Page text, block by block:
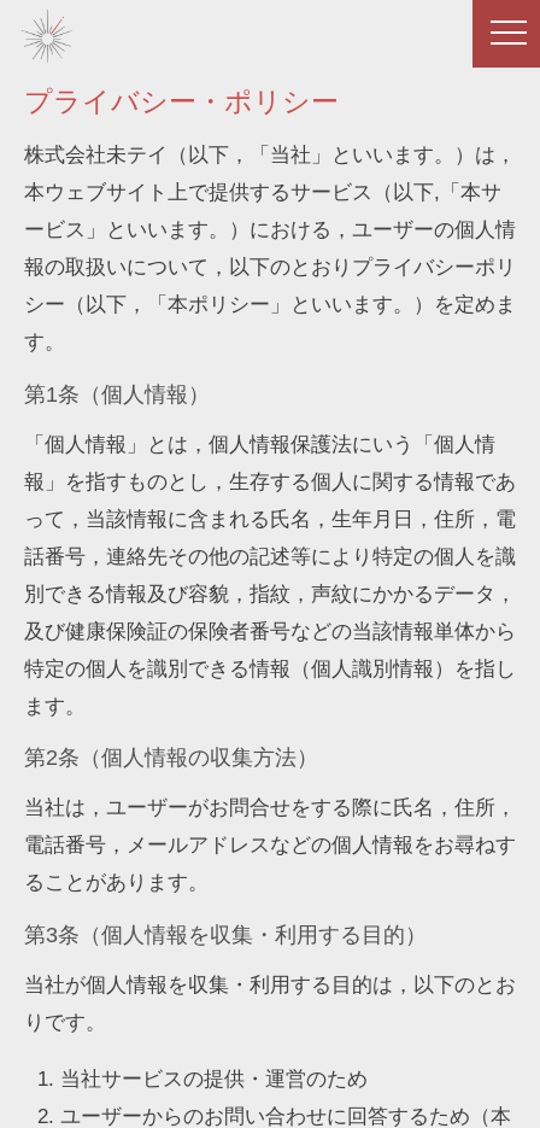
プライバシー・ポリシー
株式会社未テイ（以下，「当社」といいます。）は，
本ウェブサイト上で提供するサービス（以下,「本サ
ービス」といいます。）における，ユーザーの個人情
報の取扱いについて，以下のとおりプライバシーポリ
シー（以下，「本ポリシー」といいます。）を定めま
す。
第1条（個人情報）
「個人情報」とは，個人情報保護法にいう「個人情
報」を指すものとし，生存する個人に関する情報であ
って，当該情報に含まれる氏名，生年月日，住所，電
話番号，連絡先その他の記述等により特定の個人を識
別できる情報及び容貌，指紋，声紋にかかるデータ，
及び健康保険証の保険者番号などの当該情報単体から
特定の個人を識別できる情報（個人識別情報）を指し
ます。
第2条（個人情報の収集方法）
当社は，ユーザーがお問合せをする際に氏名，住所，
電話番号，メールアドレスなどの個人情報をお尋ねす
ることがあります。
第3条（個人情報を収集・利用する目的）
当社が個人情報を収集・利用する目的は，以下のとお
りです。
当社サービスの提供・運営のため
ユーザーからのお問い合わせに回答するため（本